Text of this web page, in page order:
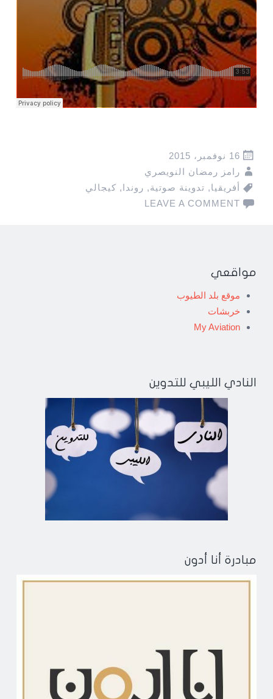
16 نوفمبر، 2015
رامز رمضان النويصري
أفريقيا, تدوينة صوتية, روندا, كيجالي
LEAVE A COMMENT
مواقعي
موقع بلد الطيوب
خربشات
My Aviation
النادي الليبي للتدوين
مبادرة أنا أدون